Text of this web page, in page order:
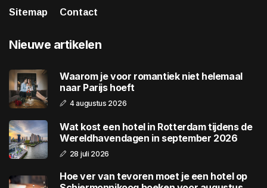
Sitemap
Contact
Nieuwe artikelen
Waarom je voor romantiek niet helemaal
naar Parijs hoeft
4 augustus 2026
Wat kost een hotel in Rotterdam tijdens de
Wereldhavendagen in september 2026
28 juli 2026
Hoe ver van tevoren moet je een hotel op